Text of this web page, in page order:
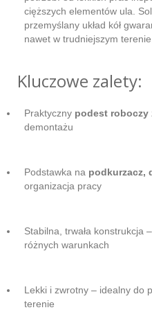
cięższych elementów ula.
przemyślany układ kół
nawet w trudniejszym terenie.
Kluczowe zalety:
Praktyczny podest roboczy
demontażu
Podstawka na podkurzacz,
organizacja pracy
Stabilna, trwała konstrukcja
różnych warunkach
Lekki i zwrotny – idealny do
terenie